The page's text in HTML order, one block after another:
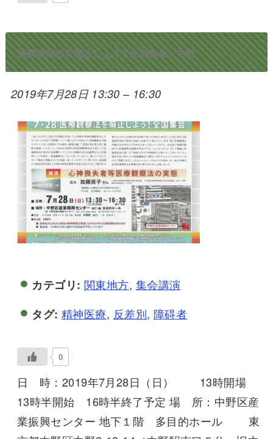
医療観察法を廃止しよう！全国集会／中野
2019年7月28日 13:30 – 16:30
カテゴリ: 関東地方, 集会講演
タグ: 精神医療, 反差別, 障碍者
0
日 時：2019年7月28日（日） 13時開場
13時半開始 16時半終了予定 場 所：中野区産
業振興センター 地下１階 多目的ホール 東